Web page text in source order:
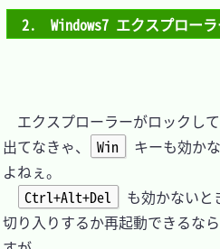
2.　Windows7 エクスプロー
エクスプローラーがロックし
出てなきゃ、
Win
キーも効か
よねぇ。
Ctrl+Alt+Del
も効かないと
切り入りするか再起動できるな